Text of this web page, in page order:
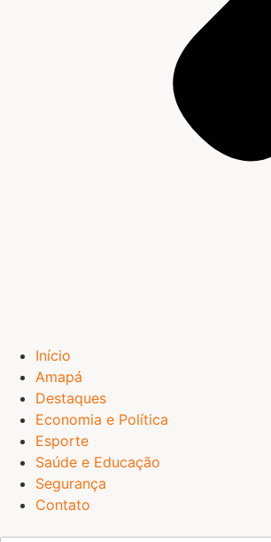
Início
Amapá
Destaques
Economia e Política
Esporte
Saúde e Educação
Segurança
Contato